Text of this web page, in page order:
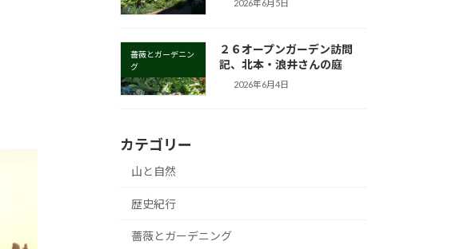
2026年6月5日
薔薇とガーデニン
グ
２６オープンガーデン訪問
記、北本・浪井さんの庭
2026年6月4日
カテゴリー
山と自然
歴史紀行
薔薇とガーデニング